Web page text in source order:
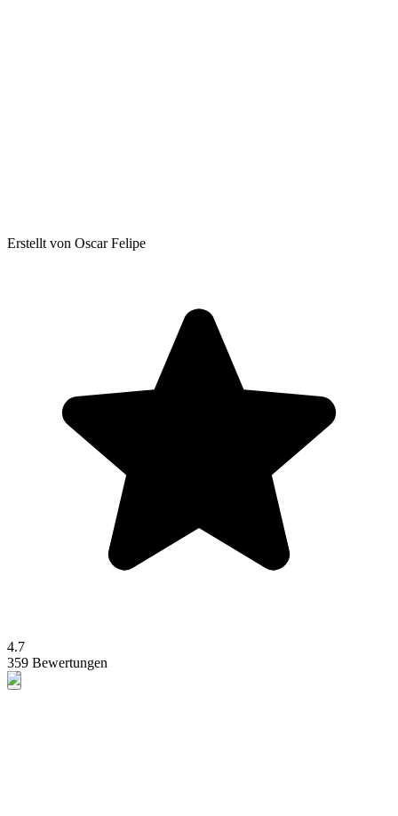
Erstellt von Oscar Felipe
4.7
359 Bewertungen